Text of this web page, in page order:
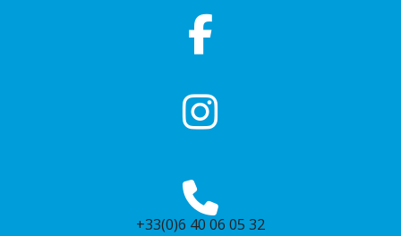
+33(0)6 40 06 05 32